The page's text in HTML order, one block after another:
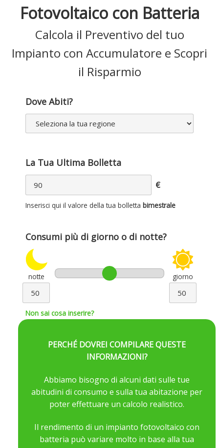
Fotovoltaico con Batteria
Calcola il Preventivo del tuo
Impianto con Accumulatore e Scopri
il Risparmio
Dove Abiti?
La Tua Ultima Bolletta
€
Inserisci qui il valore della tua bolletta bimestrale
Consumi più di giorno o di notte?
notte giorno
Non sai cosa inserire?
PERCHÉ DOVREI COMPILARE QUESTE
INFORMAZIONI?
Abbiamo bisogno di alcuni dati sulle tue
abitudini di consumo e sulla tua abitazione per
poter effettuare un calcolo realistico.
Il rendimento di un impianto fotovoltaico con
batteria può variare molto in base alla tua
Kwp
Tipologia Tetto